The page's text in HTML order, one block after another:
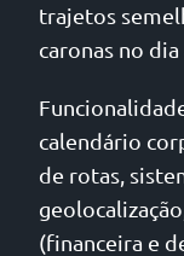
trajetos
caronas no dia
calendário
de rotas,
(financeira e